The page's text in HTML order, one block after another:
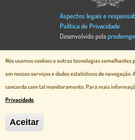
Aspectos legais e
Política de Privacidade
Desenvolvido pela
Papa João Paulo II, 3777 -
Belo Horizonte, MG - CEP
Nós usamos cookies e outras tecnologias
em nossos serviços e dados estatísticos de navegação.
concorda com tal monitoramento. Para mais
Privacidade.
Aceitar